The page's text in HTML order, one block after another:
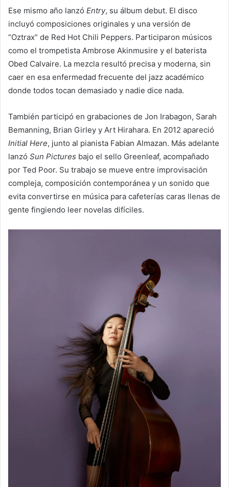
Ese mismo año lanzó Entry, su álbum debut. El disco
incluyó composiciones originales y una versión de
“Oztrax” de Red Hot Chili Peppers. Participaron músicos
como el trompetista Ambrose Akinmusire y el baterista
Obed Calvaire. La mezcla resultó precisa y moderna, sin
caer en esa enfermedad frecuente del jazz académico
donde todos tocan demasiado y nadie dice nada.
También participó en grabaciones de Jon Irabagon, Sarah
Bemanning, Brian Girley y Art Hirahara. En 2012 apareció
Initial Here, junto al pianista Fabian Almazan. Más adelante
lanzó Sun Pictures bajo el sello Greenleaf, acompañado
por Ted Poor. Su trabajo se mueve entre improvisación
compleja, composición contemporánea y un sonido que
evita convertirse en música para cafeterías caras llenas de
gente fingiendo leer novelas difíciles.